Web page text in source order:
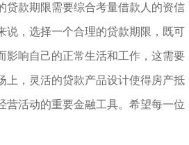
贷款期限需要综合考量借款人的资信
说，选择一个合理的贷款期限，既可
影响自己的正常生活和工作，这需要
上，灵活的贷款产品设计使得房产抵
活动的重要金融工具。希望每一位